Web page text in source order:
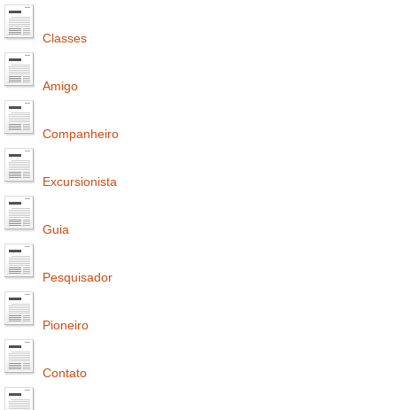
Classes
Amigo
Companheiro
Excursionista
Guia
Pesquisador
Pioneiro
Contato